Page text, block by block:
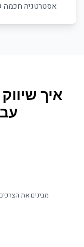
אסטרטגיה
איך
מבינים את